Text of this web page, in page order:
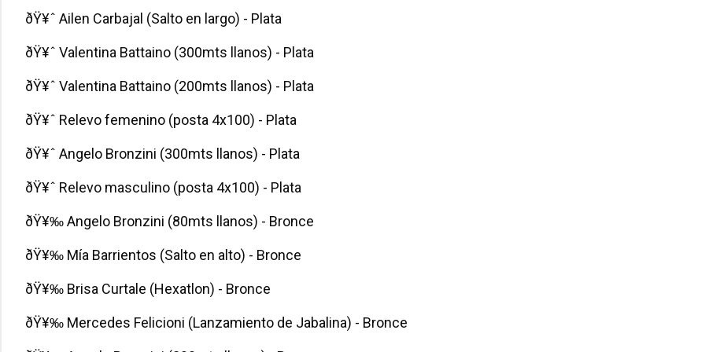
ðŸ¥ˆ Ailen Carbajal (Salto en largo) - Plata
ðŸ¥ˆ Valentina Battaino (300mts llanos) - Plata
ðŸ¥ˆ Valentina Battaino (200mts llanos) - Plata
ðŸ¥ˆ Relevo femenino (posta 4x100) - Plata
ðŸ¥ˆ Angelo Bronzini (300mts llanos) - Plata
ðŸ¥ˆ Relevo masculino (posta 4x100) - Plata
ðŸ¥‰ Angelo Bronzini (80mts llanos) - Bronce
ðŸ¥‰ Mía Barrientos (Salto en alto) - Bronce
ðŸ¥‰ Brisa Curtale (Hexatlon) - Bronce
ðŸ¥‰ Mercedes Felicioni (Lanzamiento de Jabalina) - Bronce